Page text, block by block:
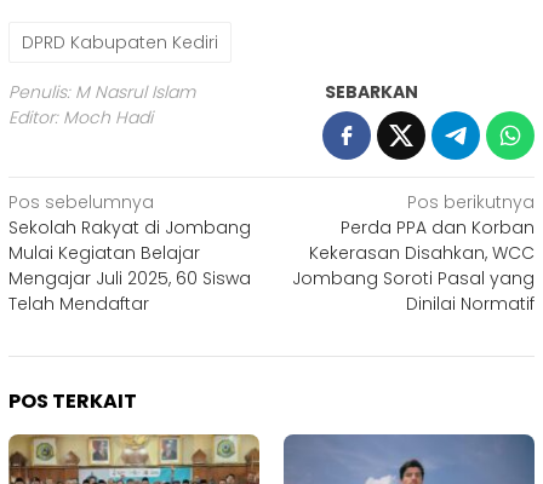
DPRD Kabupaten Kediri
Penulis: M Nasrul Islam
Editor: Moch Hadi
SEBARKAN
Navigasi
pos
Pos sebelumnya
Sekolah Rakyat di Jombang
Mulai Kegiatan Belajar
Mengajar Juli 2025, 60 Siswa
Telah Mendaftar
Pos berikutnya
Perda PPA dan Korban
Kekerasan Disahkan, WCC
Jombang Soroti Pasal yang
Dinilai Normatif
POS TERKAIT